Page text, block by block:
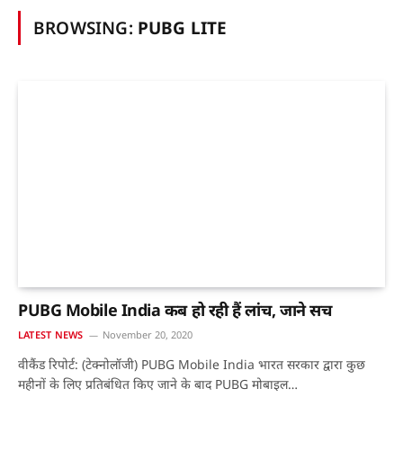
BROWSING: PUBG LITE
PUBG Mobile India कब हो रही हैं लांच, जाने सच
LATEST NEWS November 20, 2020
वीकैंड रिपोर्ट: (टेक्नोलॉजी) PUBG Mobile India भारत सरकार द्वारा कुछ
महीनों के लिए प्रतिबंधित किए जाने के बाद PUBG मोबाइल…